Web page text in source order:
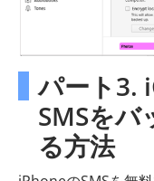
パート3.
SMSをバ
る方法